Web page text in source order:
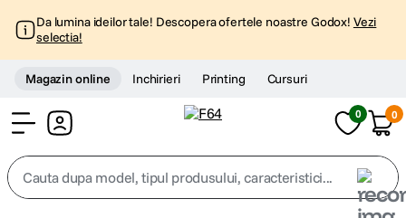
Da lumina ideilor tale! Descopera ofertele noastre Godox! Vezi
selectia!
Magazin online Inchirieri Printing Cursuri
0 0
Cauta dupa model, tipul produsului, caracteristici...